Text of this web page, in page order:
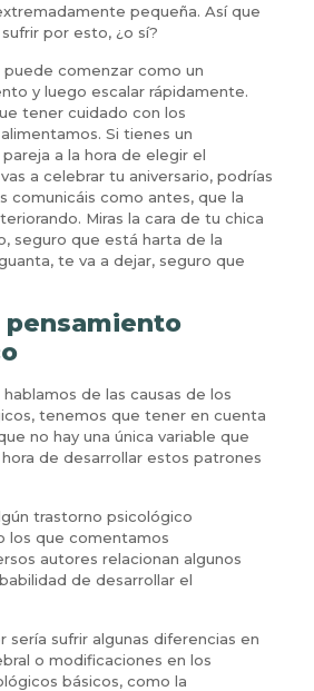
pequeña. Así que
por esto, ¿o sí?
comenzar como un
y luego escalar rápidamente.
tener cuidado con los
Si tienes un
a la hora de elegir el
a celebrar tu aniversario, podrías
comunicáis como antes, que la
Miras la cara de tu chica
seguro que está harta de la
te va a dejar, seguro que
pensamiento
de las causas de los
tenemos que tener en cuenta
no hay una única variable que
de desarrollar estos patrones
trastorno psicológico
los que comentamos
autores relacionan algunos
de desarrollar el
sería sufrir algunas diferencias en
o modificaciones en los
básicos, como la